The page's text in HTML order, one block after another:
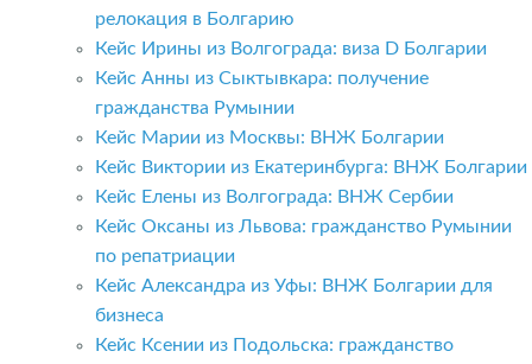
релокация в Болгарию
Кейс Ирины из Волгограда: виза D Болгарии
Кейс Анны из Сыктывкара: получение
гражданства Румынии
Кейс Марии из Москвы: ВНЖ Болгарии
Кейс Виктории из Екатеринбурга: ВНЖ Болгарии
Кейс Елены из Волгограда: ВНЖ Сербии
Кейс Оксаны из Львова: гражданство Румынии
по репатриации
Кейс Александра из Уфы: ВНЖ Болгарии для
бизнеса
Кейс Ксении из Подольска: гражданство